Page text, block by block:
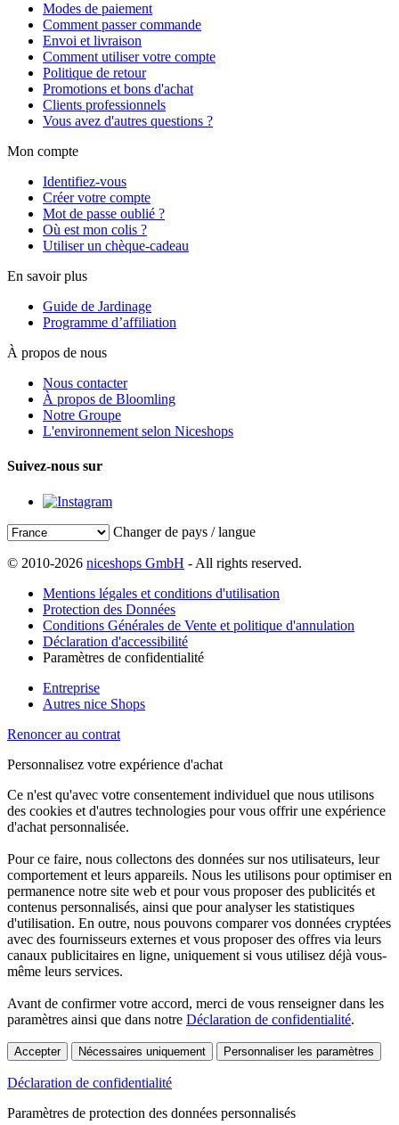
Modes de paiement
Comment passer commande
Envoi et livraison
Comment utiliser votre compte
Politique de retour
Promotions et bons d'achat
Clients professionnels
Vous avez d'autres questions ?
Mon compte
Identifiez-vous
Créer votre compte
Mot de passe oublié ?
Où est mon colis ?
Utiliser un chèque-cadeau
En savoir plus
Guide de Jardinage
Programme d’affiliation
À propos de nous
Nous contacter
À propos de Bloomling
Notre Groupe
L'environnement selon Niceshops
Suivez-nous sur
Changer de pays / langue
© 2010-2026 niceshops GmbH - All rights reserved.
Mentions légales et conditions d'utilisation
Protection des Données
Conditions Générales de Vente et politique d'annulation
Déclaration d'accessibilité
Paramètres de confidentialité
Entreprise
Autres nice Shops
Renoncer au contrat
Personnalisez votre expérience d'achat
Ce n'est qu'avec votre consentement individuel que nous utilisons
des cookies et d'autres technologies pour vous offrir une expérience
d'achat personnalisée.
Pour ce faire, nous collectons des données sur nos utilisateurs, leur
comportement et leurs appareils. Nous les utilisons pour optimiser en
permanence notre site web et pour vous proposer des publicités et
contenus personnalisés, ainsi que pour analyser les statistiques
d'utilisation. En outre, nous pouvons comparer vos données cryptées
avec des fournisseurs externes et vous proposer des offres via leurs
canaux publicitaires en ligne, uniquement si vous utilisez déjà vous-
même leurs services.
Avant de confirmer votre accord, merci de vous renseigner dans les
paramètres ainsi que dans notre Déclaration de confidentialité.
Accepter Nécessaires uniquement Personnaliser les paramètres
Déclaration de confidentialité
Paramètres de protection des données personnalisés